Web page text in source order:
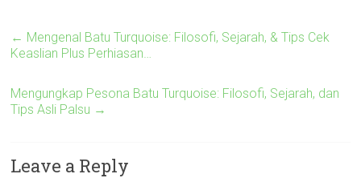
← Mengenal Batu Turquoise: Filosofi, Sejarah, & Tips Cek
Keaslian Plus Perhiasan…
Mengungkap Pesona Batu Turquoise: Filosofi, Sejarah, dan
Tips Asli Palsu →
Leave a Reply